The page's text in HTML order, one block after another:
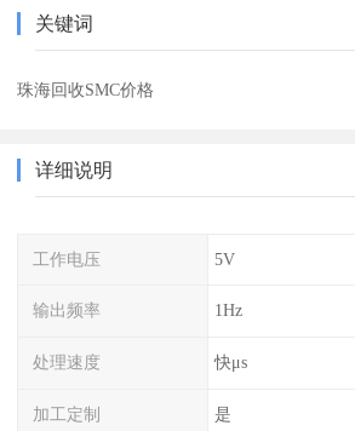
关键词
珠海回收SMC价格
详细说明
工作电压 5V
输出频率 1Hz
处理速度 快μs
加工定制 是